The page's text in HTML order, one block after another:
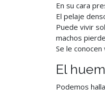
En su cara
El pelaje
Puede vivir
machos
Se le
El
Podemos